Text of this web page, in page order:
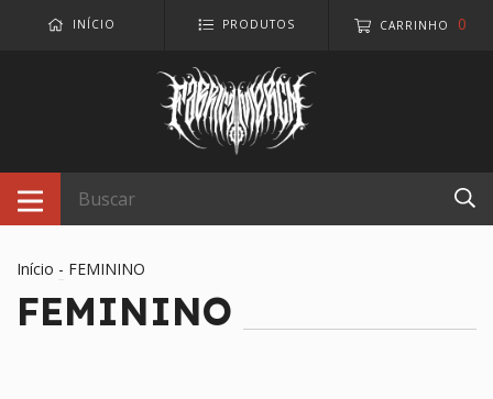
INÍCIO PRODUTOS CARRINHO 0
Início - FEMININO
FEMININO